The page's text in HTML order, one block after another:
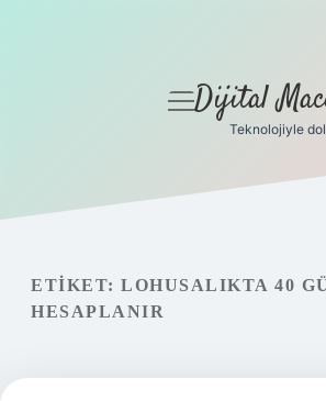
Gizlilik Politikası
Hakkımızda
menüyü
Dijital
Teknolojiyle
ETIKET: LOHUSALIKTA 40
HESAPLANIR